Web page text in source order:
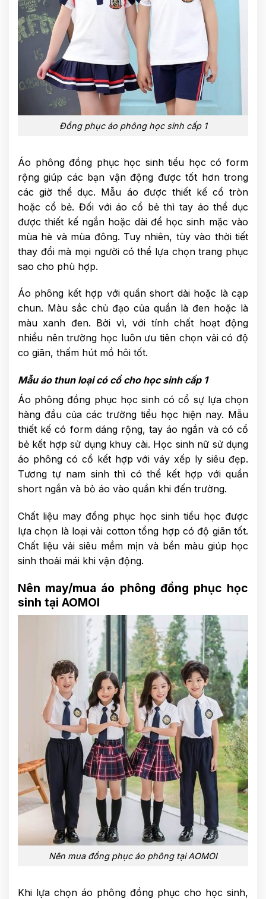
Đồng phục áo phông học sinh cấp 1
Áo phông đồng phục học sinh tiểu học có form
rộng giúp các bạn vận động được tốt hơn trong
các giờ thể dục. Mẫu áo được thiết kế cổ tròn
hoặc cổ bẻ. Đối với áo cổ bẻ thì tay áo thể dục
được thiết kế ngắn hoặc dài để học sinh mặc vào
mùa hè và mùa đông. Tuy nhiên, tùy vào thời tiết
thay đổi mà mọi người có thể lựa chọn trang phục
sao cho phù hợp.
Áo phông kết hợp với quần short dài hoặc là cạp
chun. Màu sắc chủ đạo của quần là đen hoặc là
màu xanh đen. Bởi vì, với tính chất hoạt động
nhiều nên trường học luôn ưu tiên chọn vải có độ
co giãn, thấm hút mồ hôi tốt.
Mẫu áo thun loại có cổ cho học sinh cấp 1
Áo phông đồng phục học sinh có cổ sự lựa chọn
hàng đầu của các trường tiểu học hiện nay. Mẫu
thiết kế có form dáng rộng, tay áo ngắn và có cổ
bẻ kết hợp sử dụng khuy cài. Học sinh nữ sử dụng
áo phông có cổ kết hợp với váy xếp ly siêu đẹp.
Tương tự nam sinh thì có thể kết hợp với quần
short ngắn và bỏ áo vào quần khi đến trường.
Chất liệu may đồng phục học sinh tiểu học được
lựa chọn là loại vải cotton tổng hợp có độ giãn tốt.
Chất liệu vải siêu mềm mịn và bền màu giúp học
sinh thoải mái khi vận động.
Nên may/mua áo phông đồng phục học
sinh tại AOMOI
Nên mua đồng phục áo phông tại AOMOI
Khi lựa chọn áo phông đồng phục cho học sinh,